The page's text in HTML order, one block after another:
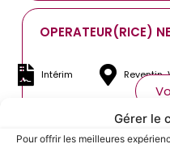
Gérer le
Pour offrir les meilleures
OPERATEUR(RICE)
Intérim